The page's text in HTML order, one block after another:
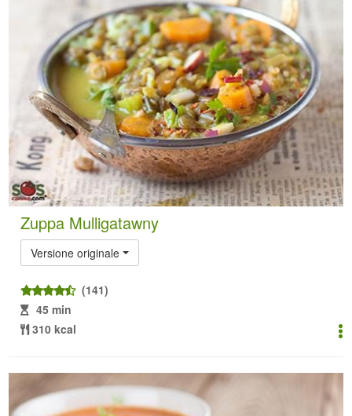
Zuppa Mulligatawny
Versione originale
(141)
45 min
310 kcal